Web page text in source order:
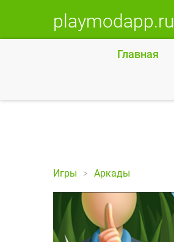
playmodapp.ru
Главная
Игры Аркады